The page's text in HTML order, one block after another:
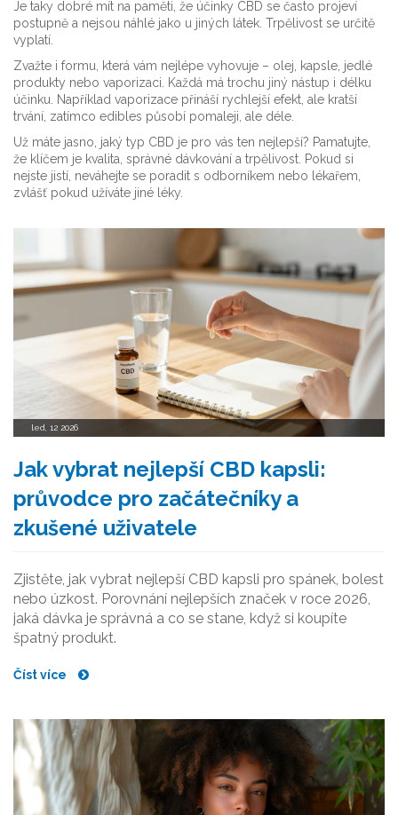
Je taky dobré mít na paměti, že účinky CBD se často projeví
postupně a nejsou náhlé jako u jiných látek. Trpělivost se určitě
vyplatí.
Zvažte i formu, která vám nejlépe vyhovuje – olej, kapsle, jedlé
produkty nebo vaporizaci. Každá má trochu jiný nástup i délku
účinku. Například vaporizace přináší rychlejší efekt, ale kratší
trvání, zatímco edibles působí pomaleji, ale déle.
Už máte jasno, jaký typ CBD je pro vás ten nejlepší? Pamatujte,
že klíčem je kvalita, správné dávkování a trpělivost. Pokud si
nejste jistí, neváhejte se poradit s odborníkem nebo lékařem,
zvlášť pokud užíváte jiné léky.
led, 12 2026
Jak vybrat nejlepší CBD kapsli:
průvodce pro začátečníky a
zkušené uživatele
Zjistěte, jak vybrat nejlepší CBD kapsli pro spánek, bolest
nebo úzkost. Porovnání nejlepších značek v roce 2026,
jaká dávka je správná a co se stane, když si koupíte
špatný produkt.
Číst více